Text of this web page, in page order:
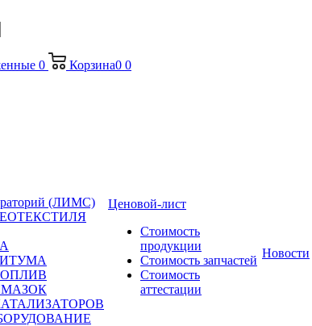
0 Корзина0 0
(ЛИМС)
ГЕОТЕКСТИЛЯ
БИТУМА
ТОПЛИВ
СМАЗОК
КАТАЛИЗАТОРОВ
Ценовой-лист
Стоимость
продукции
Стоимость запчастей
Стоимость
аттестации
Новости